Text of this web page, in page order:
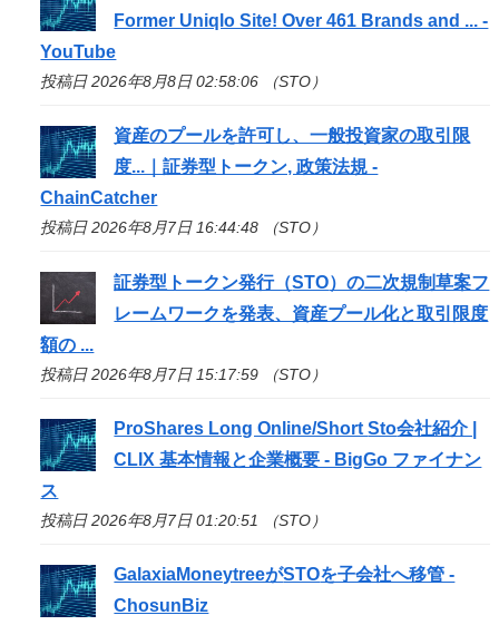
Former Uniqlo Site! Over 461 Brands and ... -
YouTube
投稿日 2026年8月8日 02:58:06 （STO）
資産のプールを許可し、一般投資家の取引限
度...｜証券型トークン, 政策法規 -
ChainCatcher
投稿日 2026年8月7日 16:44:48 （STO）
証券型トークン発行（STO）の二次規制草案フ
レームワークを発表、資産プール化と取引限度
額の ...
投稿日 2026年8月7日 15:17:59 （STO）
ProShares Long Online/ShortSto会社紹介 |
CLIX 基本情報と企業概要 - BigGo ファイナン
ス
投稿日 2026年8月7日 01:20:51 （STO）
GalaxiaMoneytreeがSTOを子会社へ移管 -
ChosunBiz